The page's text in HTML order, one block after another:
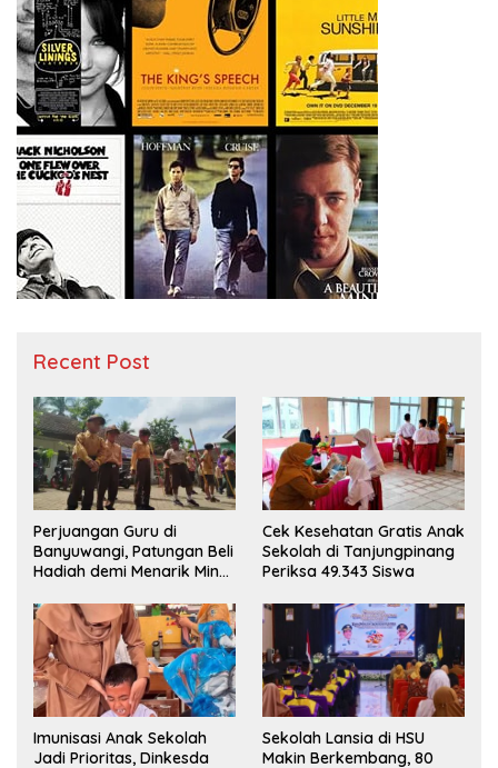
Recent Post
Perjuangan Guru di
Banyuwangi, Patungan Beli
Hadiah demi Menarik Minat
Cek Kesehatan Gratis Anak
Sekolah di Tanjungpinang
Periksa 49.343 Siswa
Imunisasi Anak Sekolah
Jadi Prioritas, Dinkesda
Sekolah Lansia di HSU
Makin Berkembang, 80